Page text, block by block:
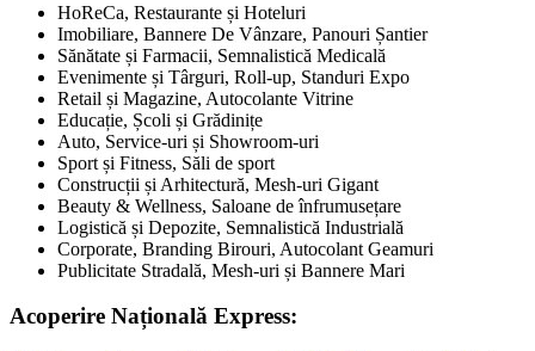
HoReCa, Restaurante și Hoteluri
Imobiliare, Bannere De Vânzare, Panouri Șantier
Sănătate și Farmacii, Semnalistică Medicală
Evenimente și Târguri, Roll-up, Standuri Expo
Retail și Magazine, Autocolante Vitrine
Educație, Școli și Grădinițe
Auto, Service-uri și Showroom-uri
Sport și Fitness, Săli de sport
Construcții și Arhitectură, Mesh-uri Gigant
Beauty & Wellness, Saloane de înfrumusețare
Logistică și Depozite, Semnalistică Industrială
Corporate, Branding Birouri, Autocolant Geamuri
Publicitate Stradală, Mesh-uri și Bannere Mari
Acoperire Națională Express: